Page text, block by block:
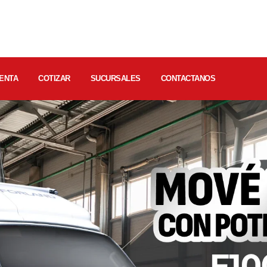
COTIZAR SUCURSALES CONTACTANOS